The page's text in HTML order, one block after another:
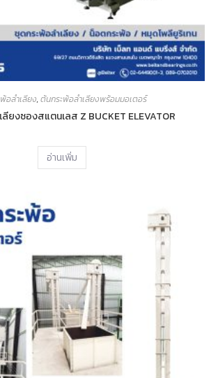
อลำเลียง,ต้นกระพ้อลำเลียงพร้อมมอเตอร์
ยงซองสแตนเลส Z BUCKET ELEVATOR
อ่านเพิ่ม